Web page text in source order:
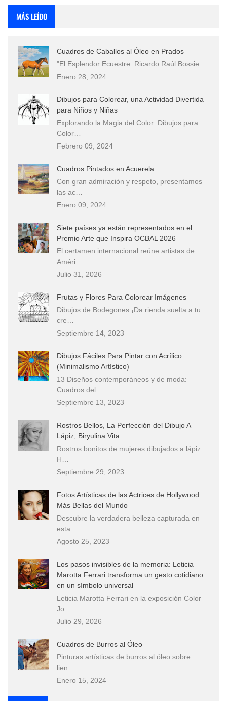
MÁS LEÍDO
Cuadros de Caballos al Óleo en Prados
"El Esplendor Ecuestre: Ricardo Raúl Bossie…
Enero 28, 2024
Dibujos para Colorear, una Actividad Divertida
para Niños y Niñas
Explorando la Magia del Color: Dibujos para
Color…
Febrero 09, 2024
Cuadros Pintados en Acuerela
Con gran admiración y respeto, presentamos
las ac…
Enero 09, 2024
Siete países ya están representados en el
Premio Arte que Inspira OCBAL 2026
El certamen internacional reúne artistas de
Améri…
Julio 31, 2026
Frutas y Flores Para Colorear Imágenes
Dibujos de Bodegones ¡Da rienda suelta a tu
cre…
Septiembre 14, 2023
Dibujos Fáciles Para Pintar con Acrílico
(Minimalismo Artístico)
13 Diseños contemporáneos y de moda:
Cuadros del…
Septiembre 13, 2023
Rostros Bellos, La Perfección del Dibujo A
Lápiz, Biryulina Vita
Rostros bonitos de mujeres dibujados a lápiz
H…
Septiembre 29, 2023
Fotos Artísticas de las Actrices de Hollywood
Más Bellas del Mundo
Descubre la verdadera belleza capturada en
esta…
Agosto 25, 2023
Los pasos invisibles de la memoria: Leticia
Marotta Ferrari transforma un gesto cotidiano
en un símbolo universal
Leticia Marotta Ferrari en la exposición Color
Jo…
Julio 29, 2026
Cuadros de Burros al Óleo
Pinturas artísticas de burros al óleo sobre
lien…
Enero 15, 2024